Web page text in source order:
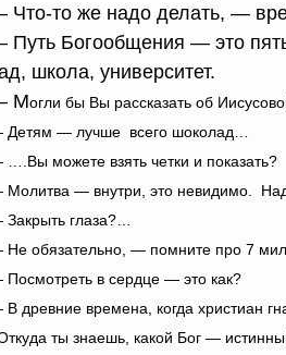
Что-то же надо делать, —
Путь Богообщения — это
школа, университет.
Могли бы Вы рассказать об
— лучше всего шоколад…
можете взять четки и показать?
— внутри, это невидимо. Надо
глаза?…
обязательно, — помните про 7
в сердце — это как?
древние времена, когда христиан
ты знаешь, какой Бог —